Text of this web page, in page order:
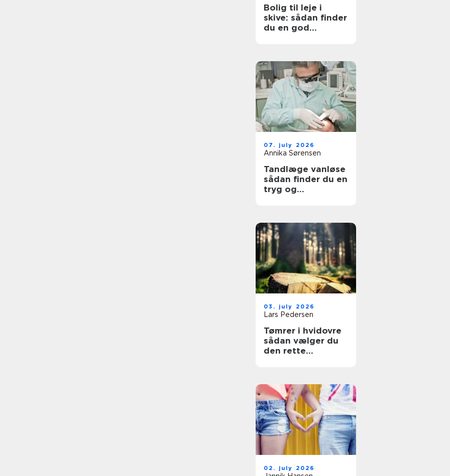
Bolig til leje i
skive: sådan finder
du en god
07. july 2026
Annika Sørensen
Tandlæge vanløse
sådan finder du en
tryg og
03. july 2026
Lars Pedersen
Tømrer i hvidovre
sådan vælger du
den rette
02. july 2026